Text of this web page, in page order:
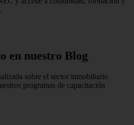
en nuestro Blog
sobre el sector inmobiliario
programas de capacitación